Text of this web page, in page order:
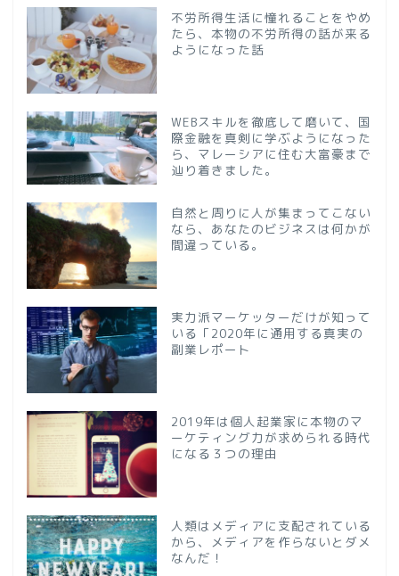
不労所得生活に憧れることをやめ
たら、本物の不労所得の話が来る
ようになった話
WEBスキルを徹底して磨いて、国
際金融を真剣に学ぶようになった
ら、マレーシアに住む大富豪まで
辿り着きました。
自然と周りに人が集まってこない
なら、あなたのビジネスは何かが
間違っている。
実力派マーケッターだけが知って
いる「2020年に通用する真実の
副業レポート
2019年は個人起業家に本物のマ
ーケティング力が求められる時代
になる３つの理由
人類はメディアに支配されている
から、メディアを作らないとダメ
なんだ！